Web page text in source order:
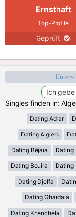
Ernsthaft
Top-Profile
Geprüft
Singles finden in:
Dating Adrar
Dating Algiers
Dating Béjaïa Dating
Dating Bouira Dating
Dating Djelfa
Dating Ghardaia
Dating Khenchela